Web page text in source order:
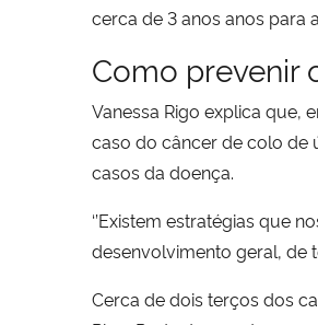
cerca de 3 anos anos para
Como prevenir
Vanessa Rigo explica que,
caso do câncer de colo de
casos da doença.
‘’Existem estratégias que
desenvolvimento geral, de
Cerca de dois terços dos